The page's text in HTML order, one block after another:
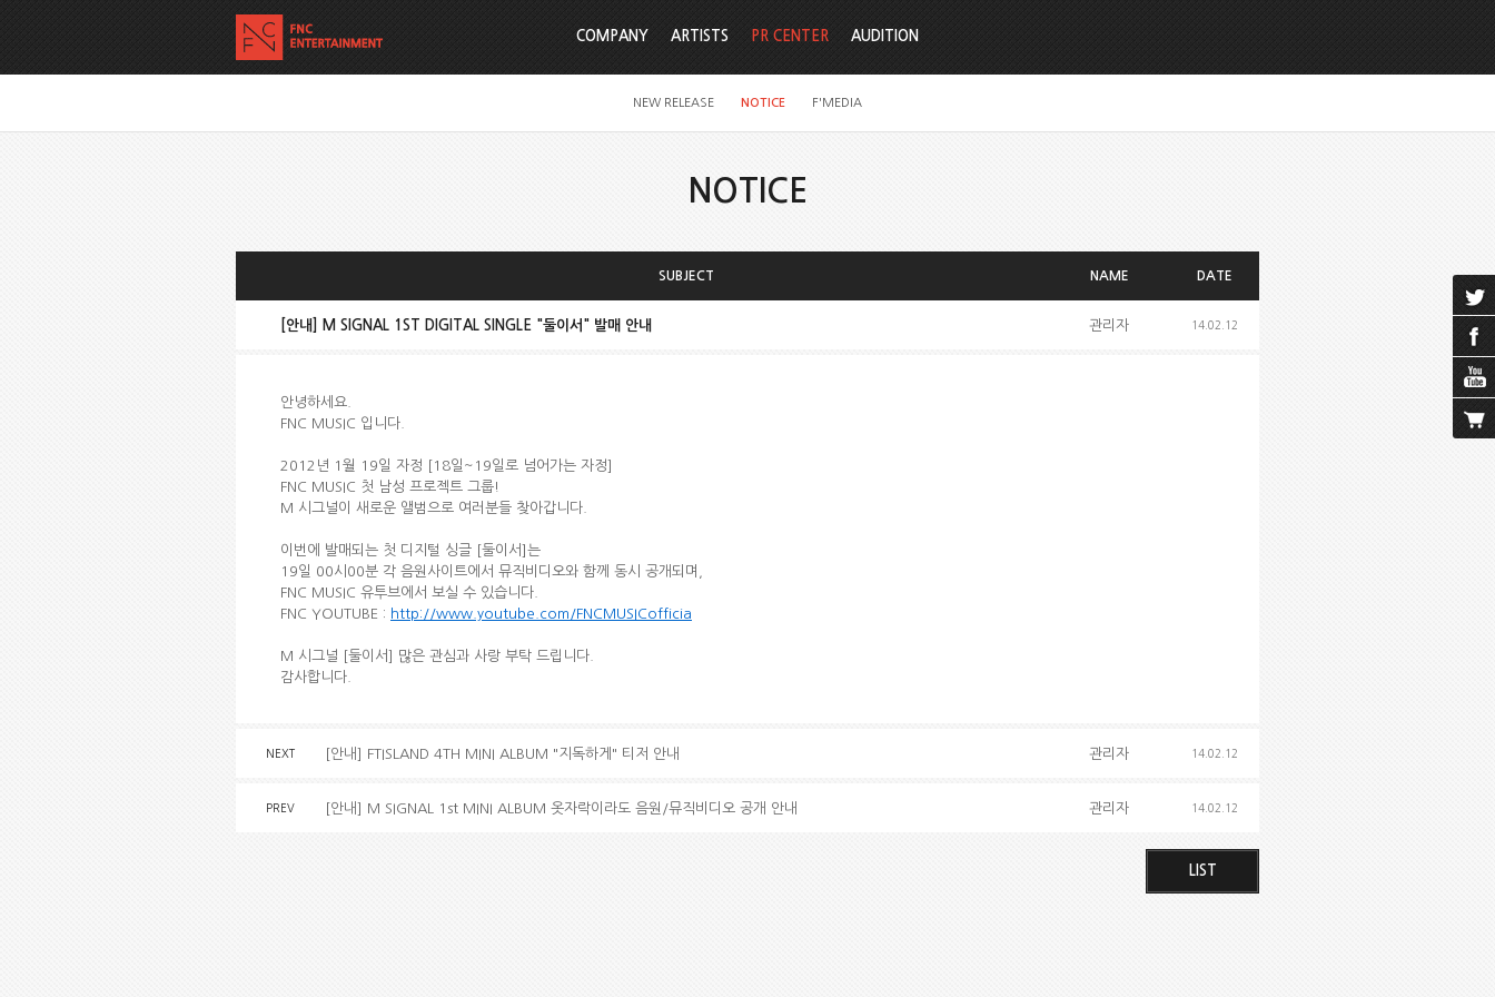
COMPANY ARTISTS PR CENTER
NEW RELEASE NOTICE F'MEDIA
AUDITION
NOTICE
SUBJECT NAME DATE
[안내] M SIGNAL 1ST DIGITAL SINGLE "둘이서" 발매 안내 관리자 14.02.12
안녕하세요.
FNC MUSIC 입니다.
2012년 1월 19일 자정 [18일~19일로 넘어가는 자정]
FNC MUSIC 첫 남성 프로젝트 그룹!
M 시그널이 새로운 앨범으로 여러분들 찾아갑니다.
이번에 발매되는 첫 디지털 싱글 [둘이서]는
19일 00시00분 각 음원사이트에서 뮤직비디오와 함께 동시 공개되며,
FNC MUSIC 유투브에서 보실 수 있습니다.
FNC YOUTUBE : http://www.youtube.com/FNCMUSICofficia
M 시그널 [둘이서] 많은 관심과 사랑 부탁 드립니다.
감사합니다.
NEXT [안내] FTISLAND 4TH MINI ALBUM "지독하게" 티저 안내 관리자 14.02.12
PREV [안내] M SIGNAL 1st MINI ALBUM 옷자락이라도 음원/뮤직비디오 공개 안내 관리자 14.02.12
LIST